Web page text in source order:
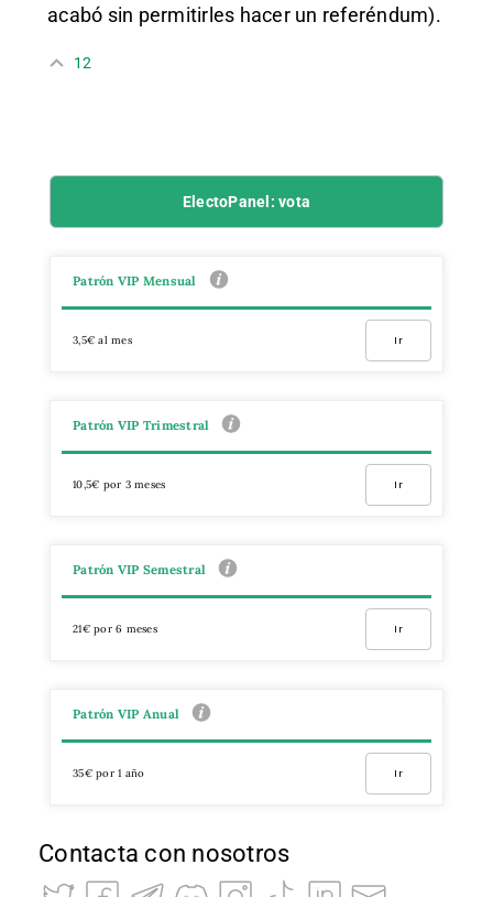
acabó sin permitirles hacer un referéndum).
12
ElectoPanel: vota
Patrón VIP Mensual
3,5€ al mes Ir
Patrón VIP Trimestral
10,5€ por 3 meses Ir
Patrón VIP Semestral
21€ por 6 meses Ir
Patrón VIP Anual
35€ por 1 año Ir
Contacta con nosotros